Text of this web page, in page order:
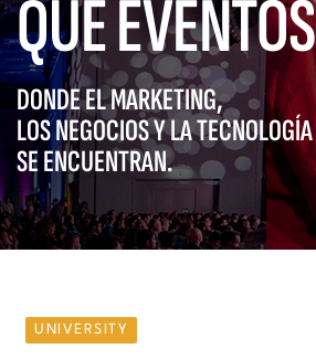
QUE EVENTOS
DONDE EL MARKETING,
LOS NEGOCIOS Y LA TECNOLOGÍA
SE ENCUENTRAN.
UNIVERSITY